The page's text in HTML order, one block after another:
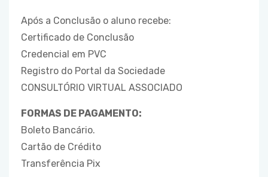
Após a Conclusão o aluno recebe:
Certificado de Conclusão
Credencial em PVC
Registro do Portal da Sociedade
CONSULTÓRIO VIRTUAL ASSOCIADO
FORMAS DE PAGAMENTO:
Boleto Bancário.
Cartão de Crédito
Transferência Pix